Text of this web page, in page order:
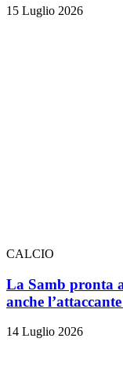
15 Luglio 2026
CALCIO
La Samb pronta
anche
14 Luglio 2026